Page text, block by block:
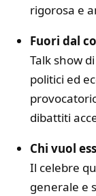
rigorosa e
Fuori dal
Talk show
politici ed
dibattiti
Chi vuol
Il celebre
generale e